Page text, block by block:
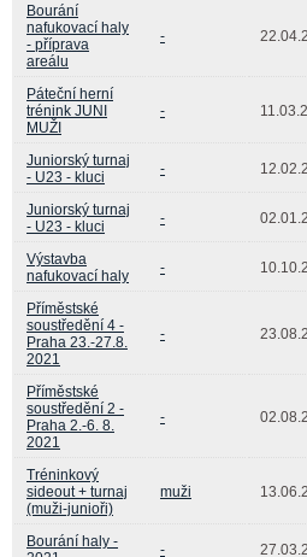
Bourání
nafukovací haly
- příprava
areálu
-
Páteční herní
trénink JUNI
MUŽI
-
Juniorský turnaj
- U23 - kluci
-
Juniorský turnaj
- U23 - kluci
-
Výstavba
nafukovací haly
-
Příměstské
soustředění 4 -
Praha 23.-27.8.
2021
-
Příměstské
soustředění 2 -
Praha 2.-6. 8.
2021
-
Tréninkový
sideout + turnaj
(muži-junioři)
muži
Bourání haly -
-